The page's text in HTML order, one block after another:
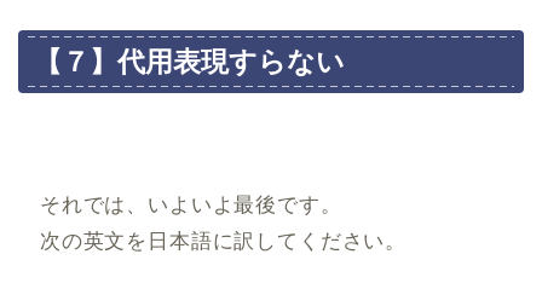
【７】代用表現すらない
それでは、いよいよ最後です。
次の英文を日本語に訳してください。